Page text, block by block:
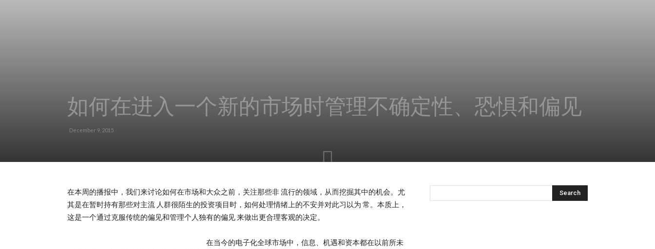
如何在进入一个新的市场时管理不确定性、恐惧和偏见
December 9, 2015
在本周的播报中，我们来讨论如何在市场和大众之前，关注那些非 流行的领域，从而挖掘其中的机会。尤
其是在暂时持有那些对主流 人群很陌生的投资项目时，如何处理情绪上的不安并对此习以为 常。本质上，
这是一个通过克服传统的偏见和管理个人独有的偏见 来做出更合理客观的决定。
在当今的电子化全球市场中，信息、机遇和资本都在以前所未